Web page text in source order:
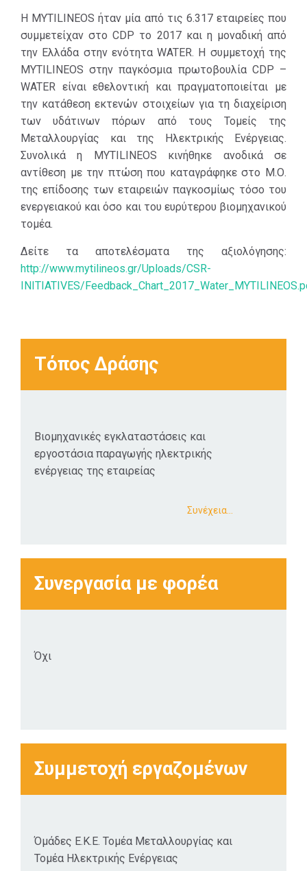
Η MYTILINEOS ήταν μία από τις 6.317 εταιρείες που
συμμετείχαν στο CDP το 2017 και η μοναδική από
την Ελλάδα στην ενότητα WATER. Η συμμετοχή της
MYTILINEOS στην παγκόσμια πρωτοβουλία CDP –
WATER είναι εθελοντική και πραγματοποιείται με
την κατάθεση εκτενών στοιχείων για τη διαχείριση
των υδάτινων πόρων από τους Τομείς της
Μεταλλουργίας και της Ηλεκτρικής Ενέργειας.
Συνολικά η MYTILINEOS κινήθηκε ανοδικά σε
αντίθεση με την πτώση που καταγράφηκε στο Μ.Ο.
της επίδοσης των εταιρειών παγκοσμίως τόσο του
ενεργειακού και όσο και του ευρύτερου βιομηχανικού
τομέα.
Δείτε τα αποτελέσματα της αξιολόγησης:
http://www.mytilineos.gr/Uploads/CSR-
INITIATIVES/
Τόπος Δράσης
Βιομηχανικές εγκλαταστάσεις και
εργοστάσια παραγωγής ηλεκτρικής
ενέργειας της εταιρείας
Συνέχεια…
Συνεργασία με φορέα
Όχι
Συμμετοχή εργαζομένων
Όμάδες Ε.Κ.Ε. Τομέα Μεταλλουργίας και
Τομέα Ηλεκτρικής Ενέργειας